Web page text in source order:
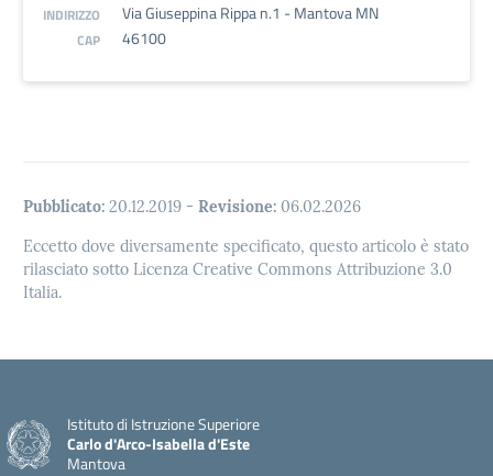
INDIRIZZO Via Giuseppina Rippa n.1 - Mantova MN
CAP 46100
Pubblicato: 20.12.2019 - Revisione: 06.02.2026
Eccetto dove diversamente specificato, questo articolo è stato
rilasciato sotto Licenza Creative Commons Attribuzione 3.0
Italia.
Istituto di Istruzione Superiore
Carlo d'Arco-Isabella d'Este
Mantova